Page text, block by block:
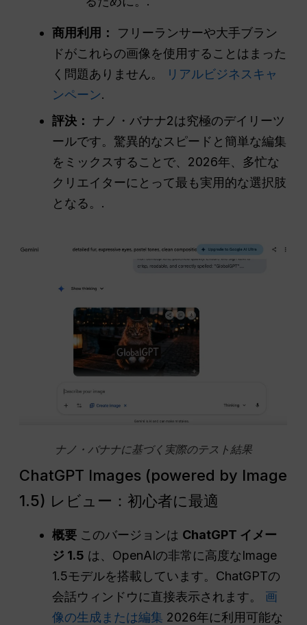
商用利用：
フリーランサーや大手ブラン
ドがこれらの画像を使用することはまった
く問題ありません。
リアルビジネスキャ
ンペーン.
評決：
ナノ・バナナ2は究極のデイリーツ
ールです。驚異的なスピードと簡単な編集
をミックスすることで、2026年、多忙な
クリエイターにとって最も実用的な選択肢
となる。.
ナノ・バナナに基づく実際のテスト結果
ChatGPT Images (powered by Image
1.5) レビュー：初心者に最適
概要 このバージョンは ChatGPT イメー
ジ 1.5 は、OpenAIの非常に高度なImage
1.5モデルを搭載しています。ChatGPTの
会話ウィンドウに直接表示されます。 画
像の生成または編集 2026年に利用可能な